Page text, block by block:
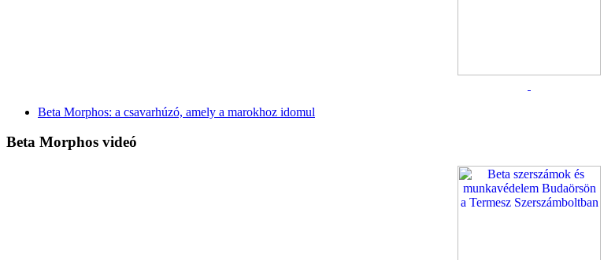
Beta Morphos: a csavarhúzó, amely a marokhoz idomul
Beta Morphos videó